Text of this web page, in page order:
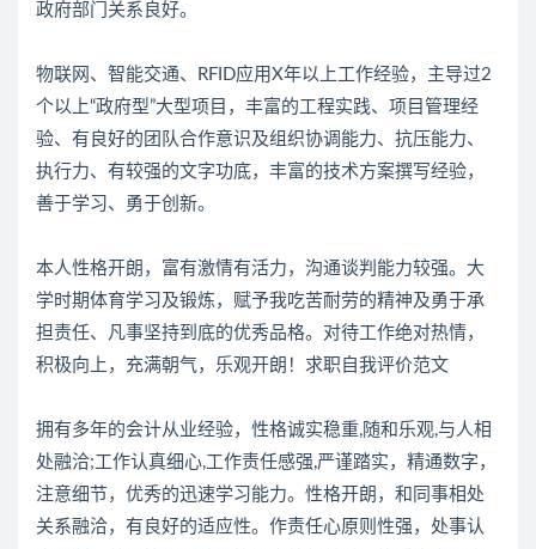
政府部门关系良好。
物联网、智能交通、RFID应用X年以上工作经验，主导过2
个以上“政府型”大型项目，丰富的工程实践、项目管理经
验、有良好的团队合作意识及组织协调能力、抗压能力、
执行力、有较强的文字功底，丰富的技术方案撰写经验，
善于学习、勇于创新。
本人性格开朗，富有激情有活力，沟通谈判能力较强。大
学时期体育学习及锻炼，赋予我吃苦耐劳的精神及勇于承
担责任、凡事坚持到底的优秀品格。对待工作绝对热情，
积极向上，充满朝气，乐观开朗！求职自我评价范文
拥有多年的会计从业经验，性格诚实稳重,随和乐观,与人相
处融洽;工作认真细心,工作责任感强,严谨踏实，精通数字，
注意细节，优秀的迅速学习能力。性格开朗，和同事相处
关系融洽，有良好的适应性。作责任心原则性强，处事认